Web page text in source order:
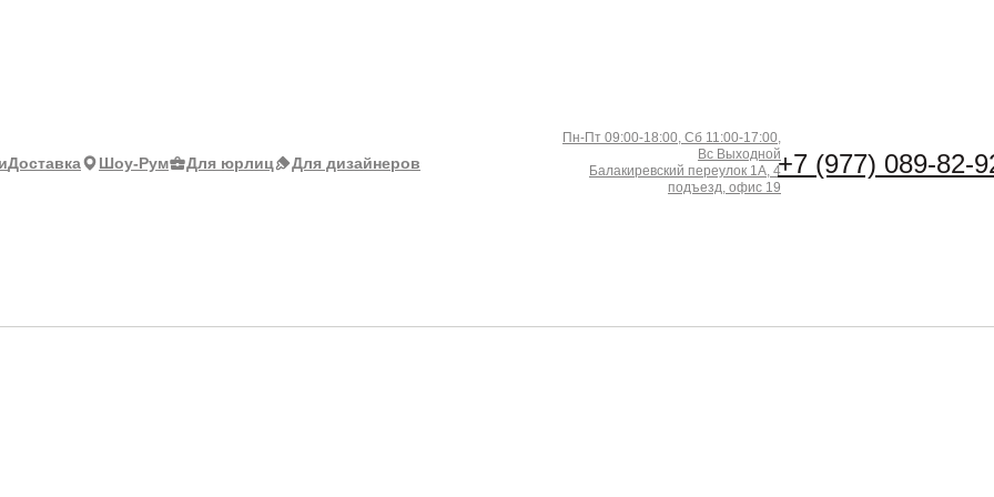
Доставка Шоу-Рум Для юрлиц Для дизайнеров
Пн-Пт 09:00-18:00, Сб 11:00-17:00,
Вс Выходной
Балакиревский переулок 1А, 4
подъезд, офис 19
+7 (977) 089-82-